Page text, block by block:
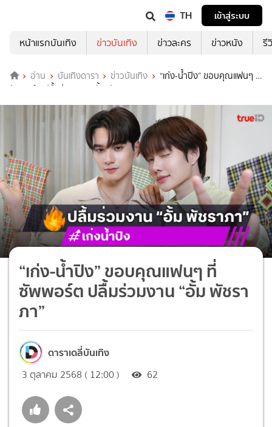
TH
เข้าสู่ระบบ
หน้าแรกบันเทิง
ข่าวบันเทิง ข่าวละคร ข่าวหนัง รี
อ่าน บันเทิงดารา ข่าวบันเทิง
“เก่ง-น้ำปิง” ขอบคุณแฟนๆ ที่
ซัพพอร์ต ปลื้มร่วมงาน “อั้ม พัชราภา”
“เก่ง-น้ำปิง” ขอบคุณแฟนๆ ที่
ซัพพอร์ต ปลื้มร่วมงาน “อั้ม พัชรา
ภา”
ดาราเดลี่บันเทิง
3 ตุลาคม 2568 ( 12:00 ) 62